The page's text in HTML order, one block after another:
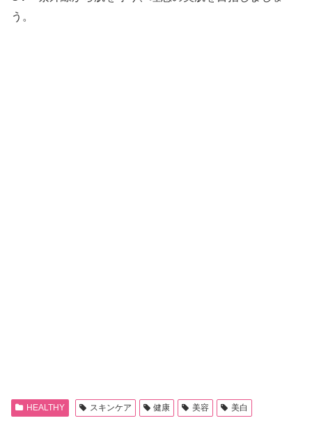
う。
HEALTHY スキンケア 健康 美容 美白